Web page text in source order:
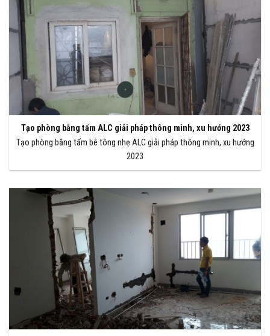
Tạo phòng bằng tấm ALC giải pháp thông minh, xu hướng 2023
Tạo phòng bằng tấm bê tông nhẹ ALC giải pháp thông minh, xu hướng
2023